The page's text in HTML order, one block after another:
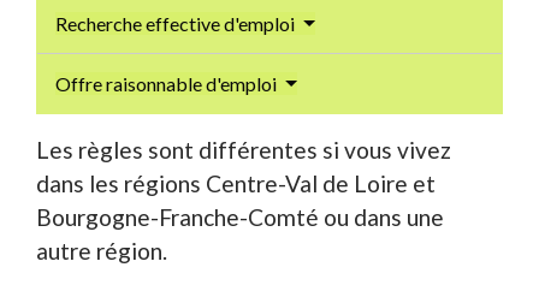
Recherche effective d'emploi
Offre raisonnable d'emploi
Les règles sont différentes si vous vivez
dans les régions Centre-Val de Loire et
Bourgogne-Franche-Comté ou dans une
autre région.